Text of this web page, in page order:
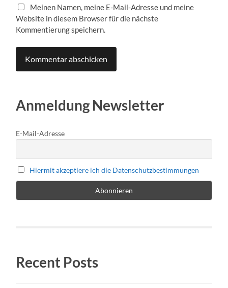
Meinen Namen, meine E-Mail-Adresse und meine
Website in diesem Browser für die nächste
Kommentierung speichern.
Anmeldung Newsletter
E-Mail-Adresse
Hiermit akzeptiere ich die Datenschutzbestimmungen
Recent Posts